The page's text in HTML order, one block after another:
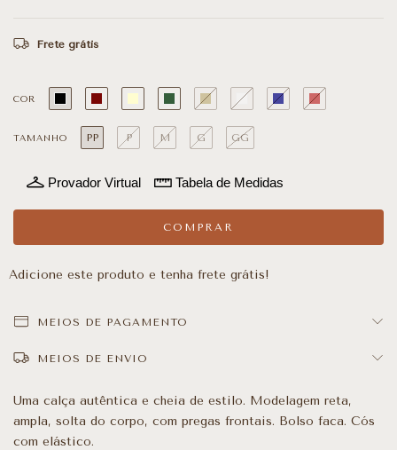
Frete grátis
COR
TAMANHO PP P M G GG
Provador Virtual Tabela de Medidas
Adicione este produto e tenha frete grátis!
MEIOS DE PAGAMENTO
MEIOS DE ENVIO
Uma calça autêntica e cheia de estilo. Modelagem reta,
ampla, solta do corpo, com pregas frontais. Bolso faca. Cós
com elástico.